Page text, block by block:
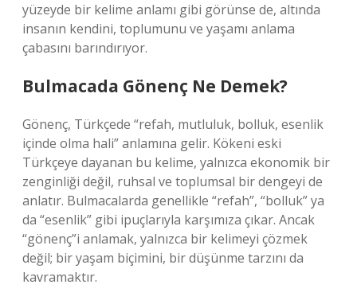
yüzeyde bir kelime anlamı gibi görünse de, altında
insanın kendini, toplumunu ve yaşamı anlama
çabasını barındırıyor.
Bulmacada Gönenç Ne Demek?
Gönenç, Türkçede “refah, mutluluk, bolluk, esenlik
içinde olma hali” anlamına gelir. Kökeni eski
Türkçeye dayanan bu kelime, yalnızca ekonomik bir
zenginliği değil, ruhsal ve toplumsal bir dengeyi de
anlatır. Bulmacalarda genellikle “refah”, “bolluk” ya
da “esenlik” gibi ipuçlarıyla karşımıza çıkar. Ancak
“gönenç”i anlamak, yalnızca bir kelimeyi çözmek
değil; bir yaşam biçimini, bir düşünme tarzını da
kavramaktır.